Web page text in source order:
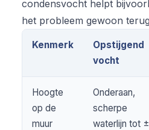
condensvocht helpt
het probleem gewoon
Kenmerk
Opstijgend
vocht
Hoogte
op de
muur
Onderaan,
scherpe
waterlijn tot